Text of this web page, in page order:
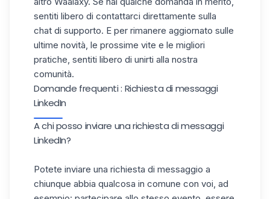
sentiti libero di contattarci direttamente sulla
chat di supporto. E per rimanere aggiornato sulle
ultime novità, le prossime vite e le migliori
pratiche, sentiti libero di unirti alla nostra
comunità.
Domande frequenti : Richiesta di messaggi
LinkedIn
A chi posso inviare una richiesta di messaggi
LinkedIn?
Potete inviare una richiesta di messaggio a
chiunque abbia qualcosa in comune con voi, ad